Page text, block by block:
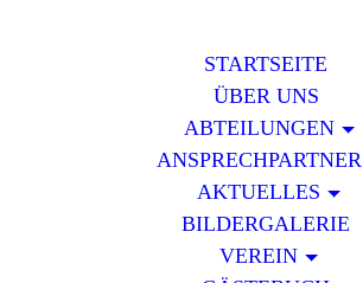
STARTSEITE
ÜBER UNS
ABTEILUNGEN
ANSPRECHPARTNER
AKTUELLES
BILDERGALERIE
VEREIN